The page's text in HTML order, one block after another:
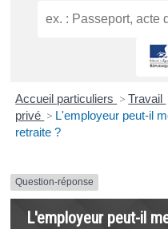
Accueil particuliers > Travail
privé > L'employeur peut-il
retraite ?
Question-réponse
L'employeur peut-il